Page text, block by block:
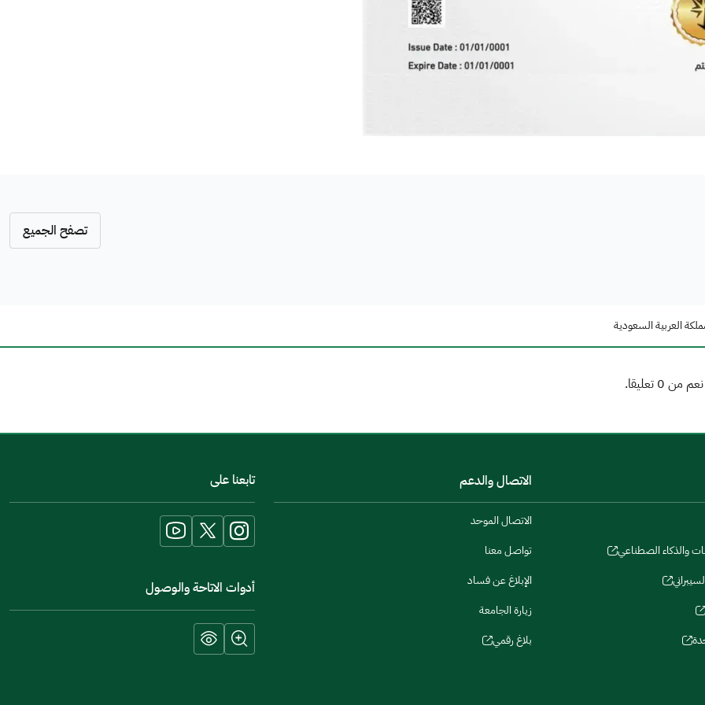
تصفح الجميع
العربية السعودية
اخبرنا عن تجربتك في هذه الخدمة
والذكاء الصطناعي
الاتصال والدعم
الاتصال الموحد
تواصل معنا
الإبلاغ عن فساد
زيارة الجامعة
بلاغ رقمي
تابعنا على
أدوات الاتاحة والوصول